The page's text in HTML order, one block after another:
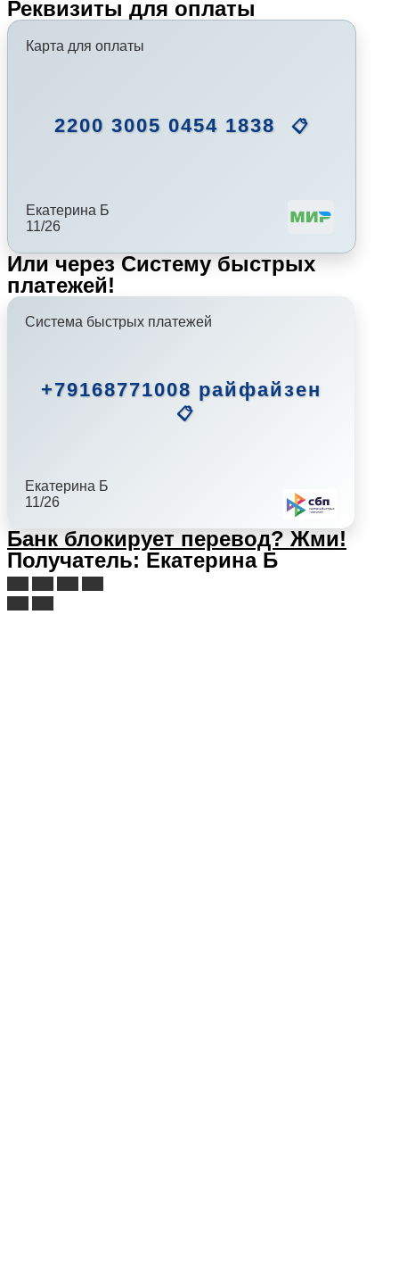
Реквизиты для оплаты
Карта для оплаты
2200 3005 0454 1838 📋
Екатерина Б
11/26
Или через Систему быстрых
платежей!
Система быстрых платежей
+79168771008 райфайзен
📋
Екатерина Б
11/26
Банк блокирует перевод? Жми!
Получатель: Екатерина Б